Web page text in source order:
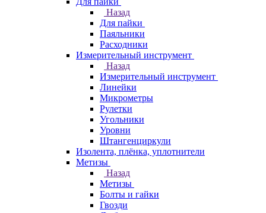
Назад
Для пайки
Паяльники
Расходники
Измерительный инструмент
Назад
Измерительный инструмент
Линейки
Микрометры
Рулетки
Угольники
Уровни
Штангенциркули
Изолента, плёнка, уплотнители
Метизы
Назад
Метизы
Болты и гайки
Гвозди